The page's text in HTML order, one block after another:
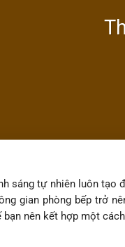
sáng tự nhiên luôn tạo
gian phòng bếp trở
nên kết hợp một